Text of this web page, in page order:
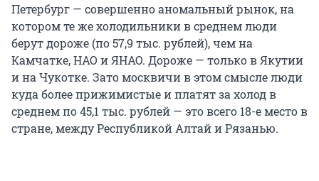
Петербург — совершенно аномальный рынок, на
котором те же холодильники в среднем люди
берут дороже (по 57,9 тыс. рублей), чем на
Камчатке, НАО и ЯНАО. Дороже — только в Якутии
и на Чукотке. Зато москвичи в этом смысле люди
куда более прижимистые и платят за холод в
среднем по 45,1 тыс. рублей — это всего 18-е место в
стране, между Республикой Алтай и Рязанью.